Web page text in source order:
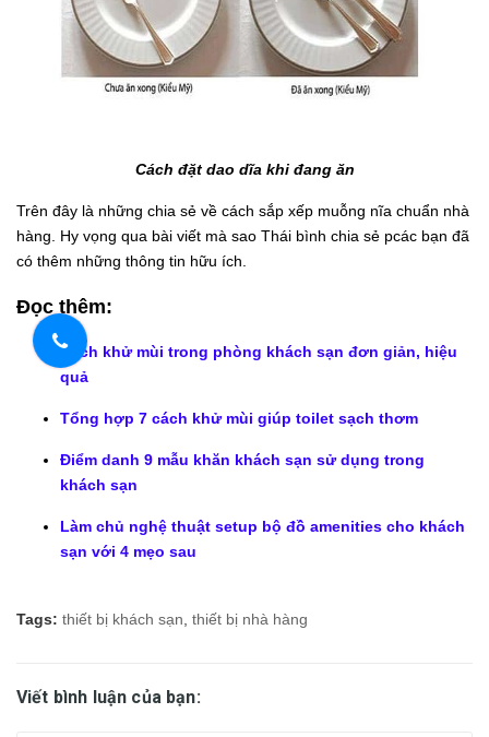
Cách đặt dao dĩa khi đang ăn
Trên đây là những chia sẻ về cách sắp xếp muỗng nĩa chuẩn nhà
hàng. Hy vọng qua bài viết mà sao Thái bình chia sẻ pcác bạn đã
có thêm những thông tin hữu ích.
Đọc thêm:
Cách khử mùi trong phòng khách sạn đơn giản, hiệu
quả
Tổng hợp 7 cách khử mùi giúp toilet sạch thơm
Điểm danh 9 mẫu khăn khách sạn sử dụng trong
khách sạn
Làm chủ nghệ thuật setup bộ đồ amenities cho khách
sạn với 4 mẹo sau
Tags: thiết bị khách sạn thiết bị nhà hàng
Viết bình luận của bạn: